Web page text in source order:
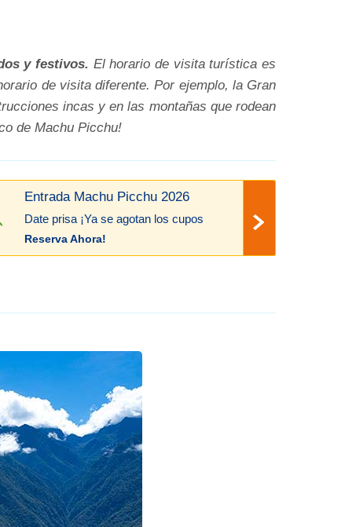
y festivos. El horario de visita turística es
de visita diferente. Por ejemplo, la Gran
incas y en las montañas que rodean
de Machu Picchu!
Entrada Machu Picchu 2026
Date prisa ¡Ya se agotan los cupos
Reserva Ahora!